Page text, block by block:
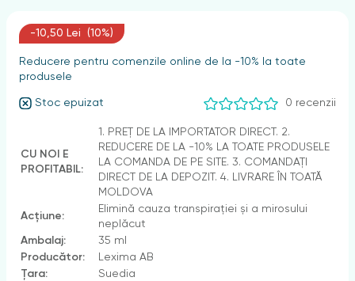
-10,50 Lei (10%)
Reducere pentru comenzile online de la -10% la toate
produsele
Stoc epuizat 0 recenzii
CU NOI E
PROFITABIL:
1. PREȚ DE LA IMPORTATOR DIRECT. 2.
REDUCERE DE LA -10% LA TOATE PRODUSELE
LA COMANDA DE PE SITE. 3. COMANDAȚI
DIRECT DE LA DEPOZIT. 4. LIVRARE ÎN TOATĂ
MOLDOVA
Acțiune:
Elimină cauza transpirației și a mirosului
neplăcut
Ambalaj:
35 ml
Producător:
Lexima AB
Țara:
Suedia